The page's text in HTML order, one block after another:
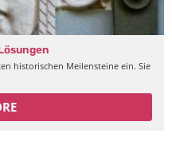
historischen Meilensteine ein. Sie